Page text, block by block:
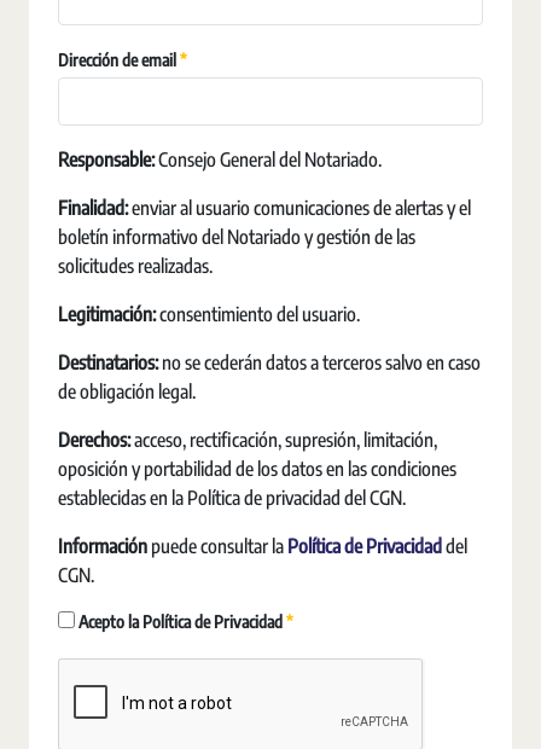
Dirección de email Requerido
Responsable:Consejo General del Notariado.
Finalidad:enviar al usuario comunicaciones de alertas y el
boletín informativo del Notariado y gestión de las
solicitudes realizadas.
Legitimación:consentimiento del usuario.
Destinatarios:no se cederán datos a terceros salvo en caso
de obligación legal.
Derechos:acceso, rectificación, supresión, limitación,
oposición y portabilidad de los datos en las condiciones
establecidas en la Política de privacidad del CGN.
Información puede consultar la Política de Privacidad del
CGN.
Acepto la Política de Privacidad Requerido